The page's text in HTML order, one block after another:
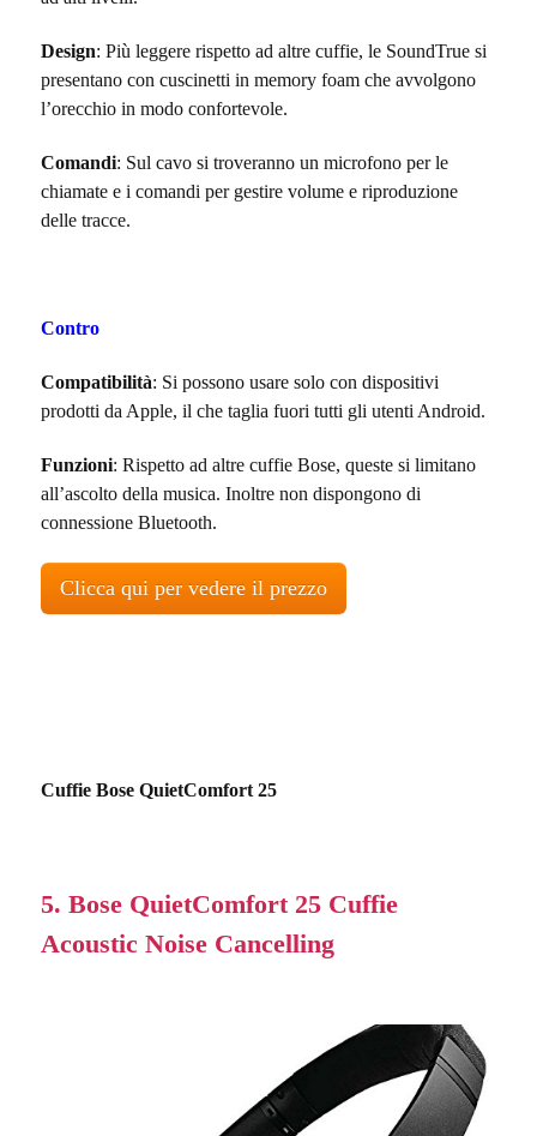
Design: Più leggere rispetto ad altre cuffie, le SoundTrue si
presentano con cuscinetti in memory foam che avvolgono
l’orecchio in modo confortevole.
Comandi: Sul cavo si troveranno un microfono per le
chiamate e i comandi per gestire volume e riproduzione
delle tracce.
Contro
Compatibilità: Si possono usare solo con dispositivi
prodotti da Apple, il che taglia fuori tutti gli utenti Android.
Funzioni: Rispetto ad altre cuffie Bose, queste si limitano
all’ascolto della musica. Inoltre non dispongono di
connessione Bluetooth.
Clicca qui per vedere il prezzo
Cuffie Bose QuietComfort 25
5. Bose QuietComfort 25 Cuffie
Acoustic Noise Cancelling